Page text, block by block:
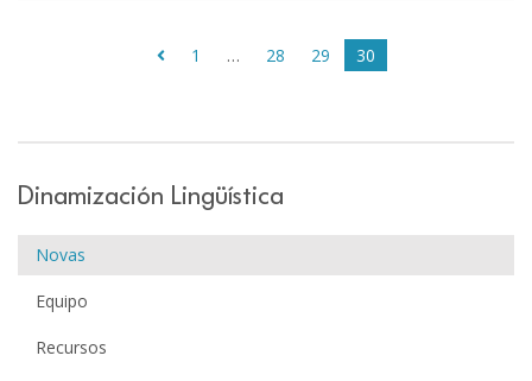
1 … 28 29 30
Dinamización Lingüística
Novas
Equipo
Recursos